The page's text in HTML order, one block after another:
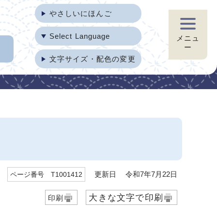
やさしいにほんご
Select Language
文字サイズ・配色の変更
メニュ
ー
ページ番号 T1001412 更新日 令和7年7月22日
印刷 大きな文字で印刷